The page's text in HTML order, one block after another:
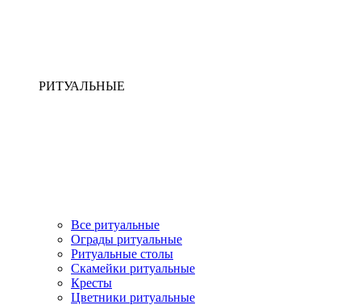
РИТУАЛЬНЫЕ
Все ритуальные
Ограды ритуальные
Ритуальные столы
Скамейки ритуальные
Кресты
Цветники ритуальные